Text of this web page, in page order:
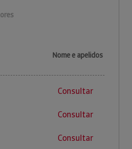
Nome e apelidos
Consultar
Consultar
Consultar